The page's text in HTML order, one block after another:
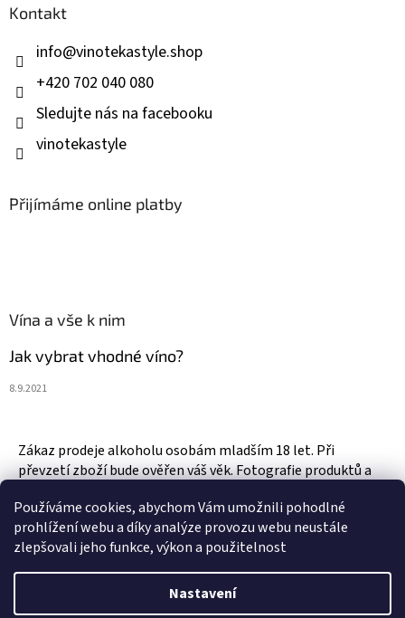
Používáme cookies, abychom Vám umožnili pohodlné
prohlížení webu a díky analýze provozu webu neustále
zlepšovali jeho funkce, výkon a použitelnost
Nastavení
Kontakt
info@vinotekastyle.shop
+420 702 040 080
Sledujte nás na facebooku
vinotekastyle
Přijímáme online platby
Vína a vše k nim
Jak vybrat vhodné víno?
8.9.2021
Zákaz prodeje alkoholu osobám mladším 18 let. Při
převzetí zboží bude ověřen váš věk. Fotografie produktů a